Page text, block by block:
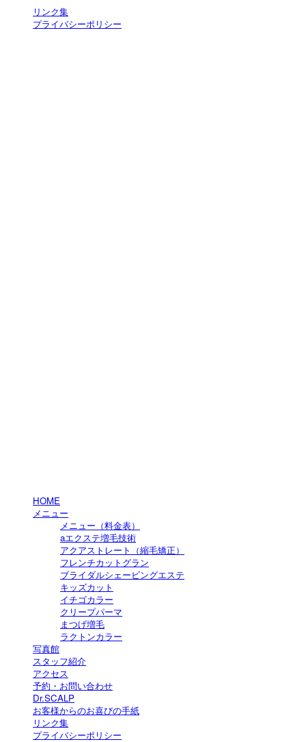
リンク集
プライバシーポリシー
HOME
メニュー
メニュー（料金表）
aエクステ増毛技術
アクアストレート（縮毛矯正）
フレンチカットグラン
ブライダルシェービングエステ
キッズカット
イチゴカラー
クリープパーマ
まつげ増毛
ラクトンカラー
写真館
スタッフ紹介
アクセス
予約・お問い合わせ
Dr.SCALP
お客様からのお喜びの手紙
リンク集
プライバシーポリシー